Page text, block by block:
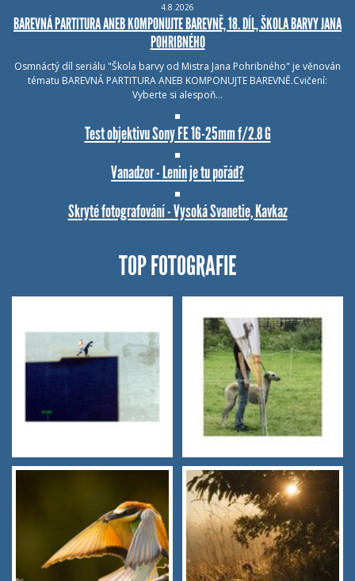
4.8.2026
BAREVNÁ PARTITURA ANEB KOMPONUJTE BAREVNĚ, 18. DÍL, ŠKOLA BARVY JANA
POHRIBNÉHO
Osmnáctý díl seriálu "Škola barvy od Mistra Jana Pohribného" je věnován
tématu BAREVNÁ PARTITURA ANEB KOMPONUJTE BAREVNĚ.Cvičení:
Vyberte si alespoň…
Test objektivu Sony FE 16-25mm f/2.8 G
Vanadzor - Lenin je tu pořád?
Skryté fotografování - Vysoká Svanetie, Kavkaz
TOP FOTOGRAFIE